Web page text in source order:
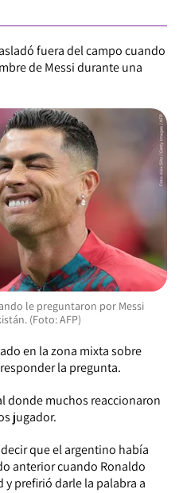
fuera del campo cuando
de Messi durante una
le preguntaron por Messi
(Foto: AFP)
en la zona mixta sobre
la pregunta.
donde muchos reaccionaron
jugador.
que el argentino había
anterior cuando Ronaldo
prefirió darle la palabra a